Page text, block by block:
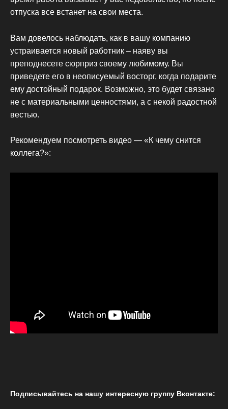
отпуска все встанет на свои места.
Вам довелось наблюдать, как в вашу компанию
устраивается новый работник – наяву вы
преподнесете сюрприз своему любимому. Вы
приведете его в неописуемый восторг, когда подарите
ему достойный подарок. Возможно, это будет связано
не с материальными ценностями, а с некой радостной
вестью.
Рекомендуем посмотреть видео — «К чему снится
коллега?»:
Подписывайтесь на нашу интересную группу Вконтакте: